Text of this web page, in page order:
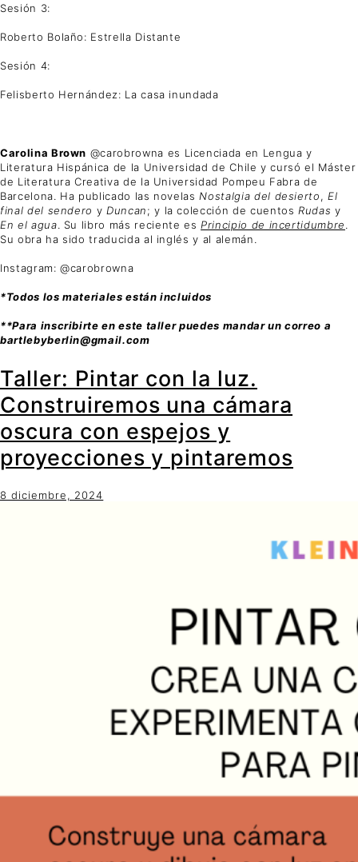
Sesión 3:
Roberto Bolaño: Estrella Distante
Sesión 4:
Felisberto Hernández: La casa inundada
Carolina Brown @carobrowna es Licenciada en Lengua y
Literatura Hispánica de la Universidad de Chile y cursó el Máster
de Literatura Creativa de la Universidad Pompeu Fabra de
Barcelona. Ha publicado las novelasNostalgia del desierto,El
final del sendero yDuncan; y la colección de cuentosRudas y
En el agua. Su libro más reciente esPrincipio de incertidumbre.
Su obra ha sido traducida al inglés y al alemán.
Instagram: @carobrowna
*Todos los materiales están incluidos
**Para inscribirte en este taller puedes mandar un correo a
bartlebyberlin@gmail.com
Taller: Pintar con la luz.
Construiremos una cámara
oscura con espejos y
proyecciones y pintaremos
8 diciembre, 2024